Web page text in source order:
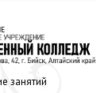
занятий